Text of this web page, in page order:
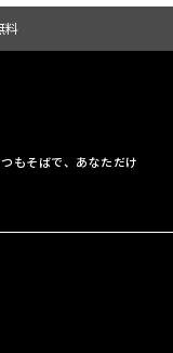
料
もそばで、あなただけ